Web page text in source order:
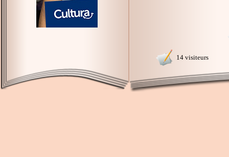
14 visiteurs